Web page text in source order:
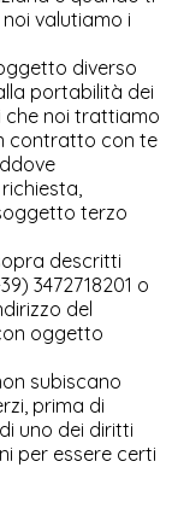
valutiamo i
diverso
portabilità dei
che noi trattiamo
contratto con te
terzo
descritti
3472718201 o
del
oggetto
subiscano
prima di
uno dei diritti
per essere certi